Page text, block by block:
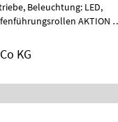
Beleuchtung: LED,
AKTION 2
KG